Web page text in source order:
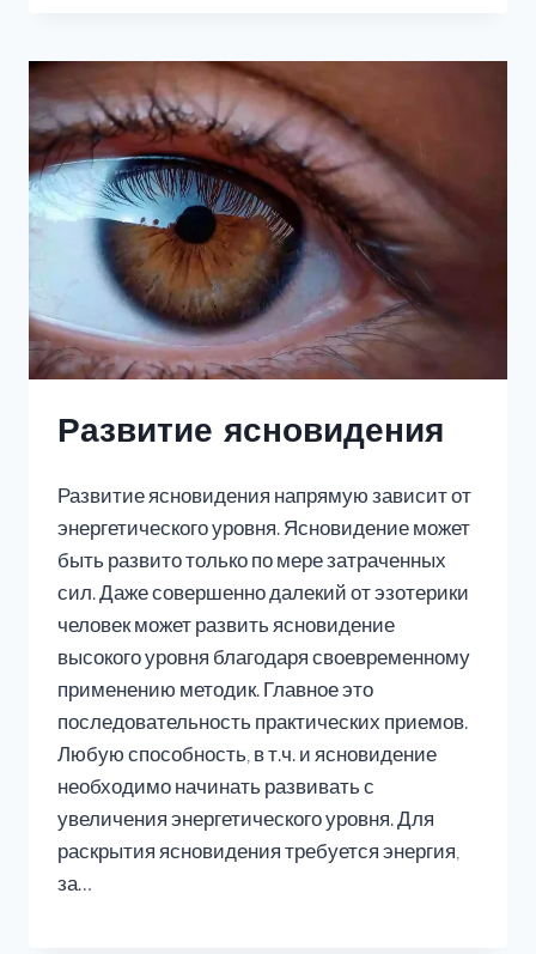
Развитие ясновидения
Развитие ясновидения напрямую зависит от
энергетического уровня. Ясновидение может
быть развито только по мере затраченных
сил. Даже совершенно далекий от эзотерики
человек может развить ясновидение
высокого уровня благодаря своевременному
применению методик. Главное это
последовательность практических приемов.
Любую способность, в т.ч. и ясновидение
необходимо начинать развивать с
увеличения энергетического уровня. Для
раскрытия ясновидения требуется энергия,
за…